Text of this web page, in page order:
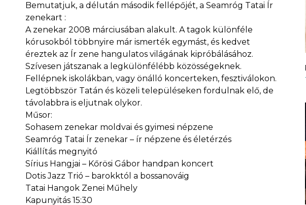
Bemutatjuk, a délután második fellépőjét, a Seamróg Tatai Ír
zenekart :
A zenekar 2008 márciusában alakult. A tagok különféle
kórusokból többnyire már ismerték egymást, és kedvet
éreztek az Ír zene hangulatos világának kipróbálásához.
Szívesen játszanak a legkülönfélébb közösségeknek.
Fellépnek iskolákban, vagy önálló koncerteken, fesztiválokon.
Legtöbbször Tatán és közeli településeken fordulnak elő, de
távolabbra is eljutnak olykor.
Műsor:
Sohasem zenekar moldvai és gyimesi népzene
Seamróg Tatai Ír zenekar – ír népzene és életérzés
Kiállítás megnyitó
Sírius Hangjai – Kőrösi Gábor handpan koncert
Dotis Jazz Trió – barokktól a bossanováig
Tatai Hangok Zenei Műhely
Kapunyitás 15:30